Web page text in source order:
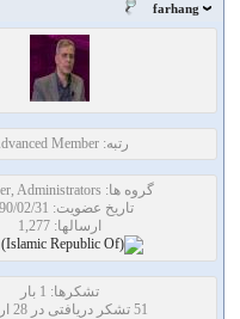
farhang
رتبه: Advanced Member
گروه ها: member, Administrators
تاریخ عضویت: 1390/02/31
ارسالها: 1,277
تشکرها: 1 بار
51 تشکر دریافتی در 28 ارسال